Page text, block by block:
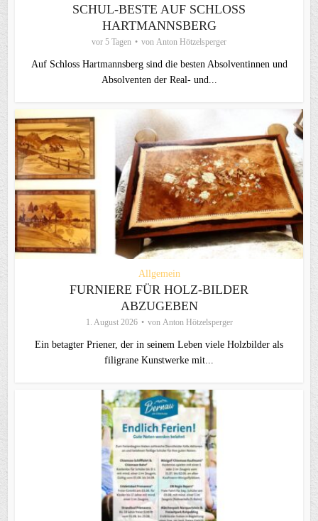
SCHUL-BESTE AUF SCHLOSS
HARTMANNSBERG
vor 5 Tagen von Anton Hötzelsperger
Auf Schloss Hartmannsberg sind die besten Absolventinnen und
Absolventen der Real- und...
Allgemein
FURNIERE FÜR HOLZ-BILDER
ABZUGEBEN
1. August 2026 von Anton Hötzelsperger
Ein betagter Priener, der in seinem Leben viele Holzbilder als
filigrane Kunstwerke mit...